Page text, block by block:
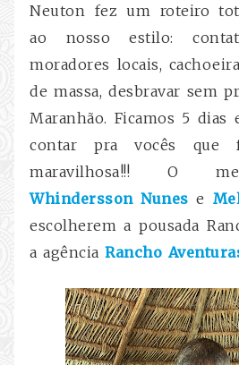
Neuton fez um roteiro
ao nosso estilo:
moradores locais,
de massa, desbravar sem
Maranhão. Ficamos 5 dias
contar pra vocês que
maravilhosa!!! O
Whindersson Nunes e
escolherem a pousada
a agênciaRancho